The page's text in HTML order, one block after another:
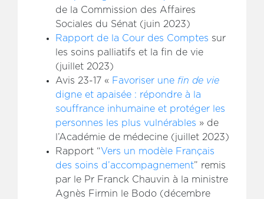
de la Commission des Affaires
Sociales du Sénat (juin 2023)
Rapport de la Cour des Comptes sur
les soins palliatifs et la fin de vie
(juillet 2023)
Avis 23-17 « Favoriser une fin de vie
digne et apaisée : répondre à la
souffrance inhumaine et protéger les
personnes les plus vulnérables » de
l’Académie de médecine (juillet 2023)
Rapport “Vers un modèle Français
des soins d’accompagnement” remis
par le Pr Franck Chauvin à la ministre
Agnès Firmin le Bodo (décembre